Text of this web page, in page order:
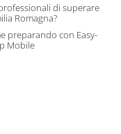
di superare
Romagna?
preparando con Easy-
Mobile